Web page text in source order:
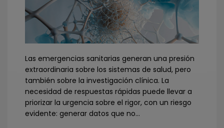
Las emergencias sanitarias generan una presión
extraordinaria sobre los sistemas de salud, pero
también sobre la investigación clínica. La
necesidad de respuestas rápidas puede llevar a
priorizar la urgencia sobre el rigor, con un riesgo
evidente: generar datos que no...